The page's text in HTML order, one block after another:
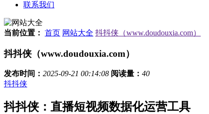
联系我们
当前位置： 首页 网站大全 抖抖侠（www.doudouxia.com）
抖抖侠（www.doudouxia.com）
发布时间： 2025-09-21 00:14:08 阅读量： 40
抖抖侠
抖抖侠：直播短视频数据化运营工具